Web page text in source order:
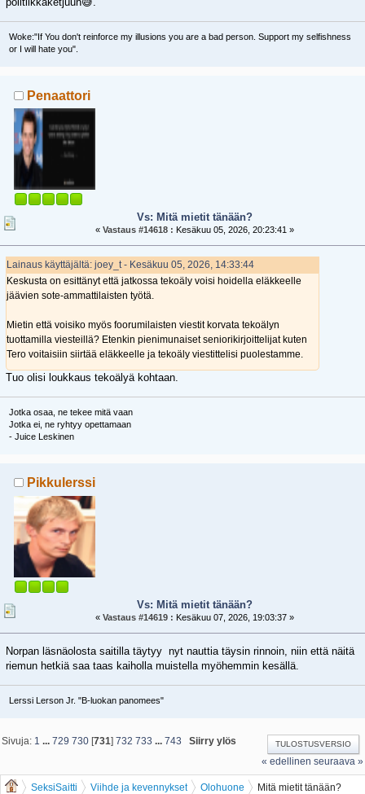
Woke:"If You don't reinforce my illusions you are a bad person. Support my selfishness
or I will hate you".
Penaattori
Vs: Mitä mietit tänään?
«Vastaus #14618 : Kesäkuu 05, 2026, 20:23:41 »
Lainaus käyttäjältä: joey_t - Kesäkuu 05, 2026, 14:33:44
Keskusta on esittänyt että jatkossa tekoäly voisi hoidella eläkkeelle
jäävien sote-ammattilaisten työtä.
Mietin että voisiko myös foorumilaisten viestit korvata tekoälyn
tuottamilla viesteillä? Etenkin pienimunaiset seniorikirjoittelijat kuten
Tero voitaisiin siirtää eläkkeelle ja tekoäly viestittelisi puolestamme.
Tuo olisi loukkaus tekoälyä kohtaan.
Jotka osaa, ne tekee mitä vaan
Jotka ei, ne ryhtyy opettamaan
- Juice Leskinen
Pikkulerssi
Vs: Mitä mietit tänään?
«Vastaus #14619 : Kesäkuu 07, 2026, 19:03:37 »
Norpan läsnäolosta saitilla täytyy nyt nauttia täysin rinnoin, niin että näitä
riemun hetkiä saa taas kaiholla muistella myöhemmin kesällä.
Lerssi Lerson Jr. "B-luokan panomees"
TULOSTUSVERSIO
Sivuja: 1 ...729 730 [731]732 733 ...743
Siirry ylös
« edellinen seuraava »
SeksiSaitti Viihde ja kevennykset Olohuone Mitä mietit tänään?